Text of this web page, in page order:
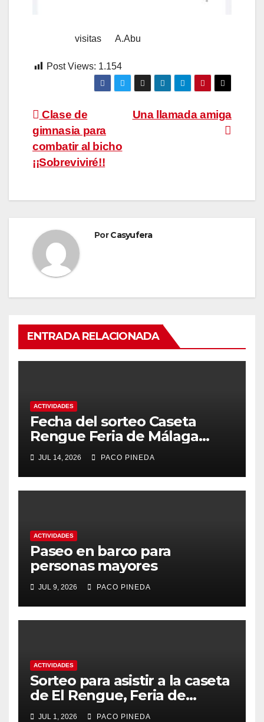
visitas A.Abu
Post Views: 1.154
Navegación
de
entradas
Una llamada amiga
Clase de
gimnasia para
combatir al bicho
¡¡Sobreviviré!!
PorCasyufera
ENTRADA RELACIONADA
ACTIVIDADES
Fecha del sorteo Caseta
Rengue Feria de Málaga
2026
JUL 14, 2026 PACO PINEDA
ACTIVIDADES
Paseo en barco para
personas mayores
JUL 9, 2026 PACO PINEDA
ACTIVIDADES
Sorteo para asistir a la caseta
de El Rengue, Feria de
Málaga 2026
JUL 1, 2026 PACO PINEDA